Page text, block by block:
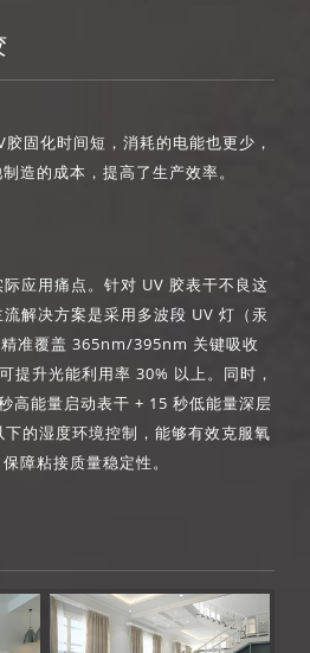
固化时间短，消耗的电能也更少，
造的成本，提高了生产效率。
应用痛点。针对 UV 胶表干不良这
解决方案是采用多波段 UV 灯（汞
准覆盖 365nm/395nm 关键吸收
提升光能利用率 30% 以上。同时，
高能量启动表干 + 15 秒低能量深层
的湿度环境控制，能够有效克服氧
障粘接质量稳定性。